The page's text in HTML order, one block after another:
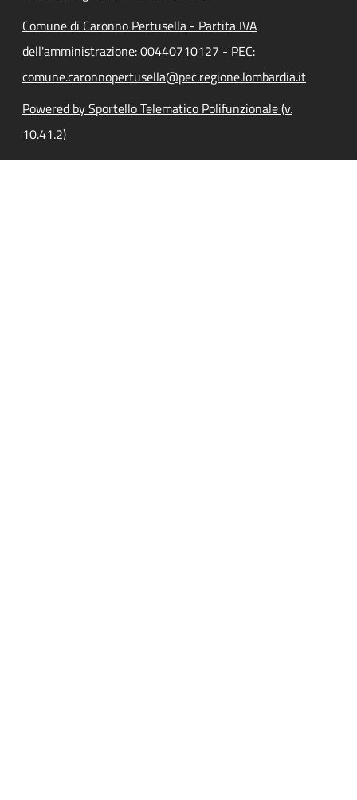
Comune di Caronno Pertusella - Partita IVA
dell'amministrazione: 00440710127 - PEC:
comune.caronnopertusella@pec.regione.lombardia.it
Powered by Sportello Telematico Polifunzionale (v.
10.41.2)